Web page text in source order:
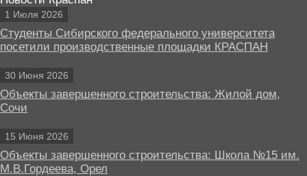
1 Июля 2026
Студенты Сибирского федерального университета
посетили производственные площадки КРАСПАН
30 Июня 2026
Объекты завершенного строительства: Жилой дом,
Сочи
15 Июня 2026
Объекты завершенного строительства: Школа №15 им.
М.В.Гордеева, Орел